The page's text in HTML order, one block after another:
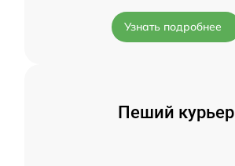
Узнать подробнее
Пеший курьер